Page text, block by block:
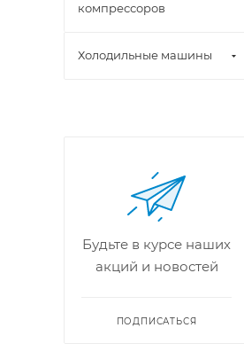
компрессоров
Холодильные машины
Будьте в курсе наших
акций и новостей
ПОДПИСАТЬСЯ